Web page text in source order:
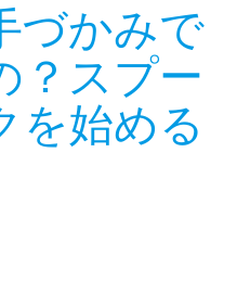
づかみで
？スプー
を始める